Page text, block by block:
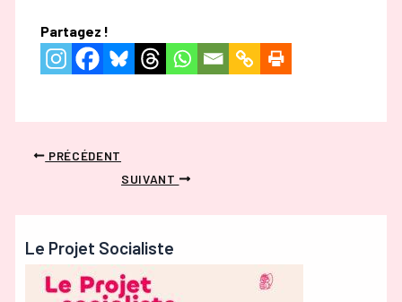
Partagez !
PRÉCÉDENT
SUIVANT
Le Projet Socialiste